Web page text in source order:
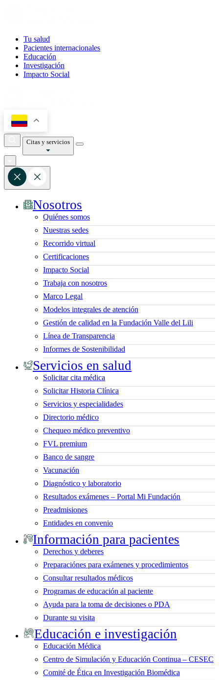
Tu salud
Pacientes internacionales
Educación
Investigación
Impacto Social
Citas y servicios
Nosotros
Quiénes somos
Nuestras sedes
Recorrido virtual
Certificaciones
Impacto Social
Trabaja con nosotros
Marco Legal
Modelos integrales de atención
Gestión de calidad en la Fundación Valle del Lili
Línea de Transparencia
Informes de Sostenibilidad
Servicios en salud
Solicitar cita médica
Solicitar Historia Clínica
Servicios y especialidades
Directorio médico
Chequeo médico preventivo
FVL premium
Banco de sangre
Vacunación
Diagnóstico y laboratorio
Resultados exámenes – Portal Mi Fundación
Preadmisiones
Entidades en convenio
Información para pacientes
Derechos y deberes
Preparaciónes para exámenes y procedimientos
Consultar resultados médicos
Programas de educación al paciente
Ayuda para la toma de decisiones o PDA
Durante su visita
Educación e investigación
Educación Médica
Centro de Simulación y Educación Continua – CESEC
Comité de Ética en Investigación Biomédica